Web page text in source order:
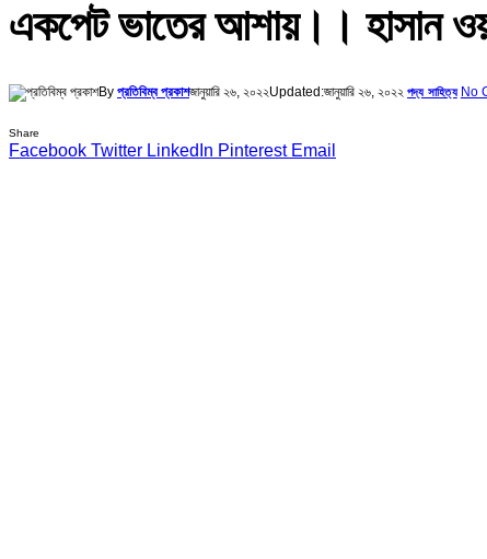
একপেট ভাতের আশায়।। হাসান
By প্রতিবিম্ব প্রকাশজানুয়ারি ২৬, ২০২২Updated:জানুয়ারি ২৬, ২০২২ পদ্য সাহিত্য No
Share
Facebook Twitter LinkedIn Pinterest Email